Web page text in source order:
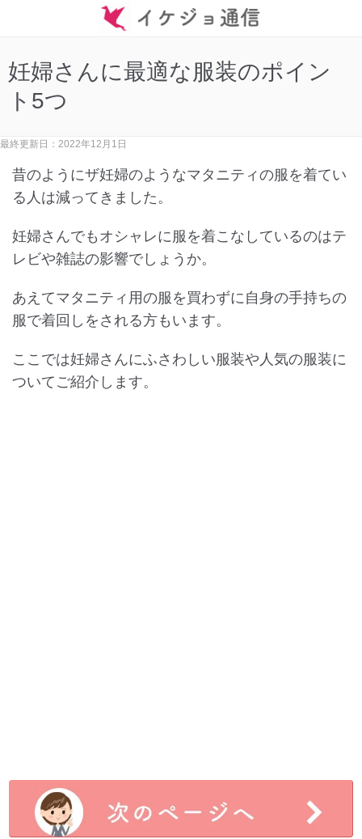
妊婦さんに最適な服装のポイン
ト5つ
最終更新日：2022年12月1日
昔のようにザ妊婦のようなマタニティの服を着てい
る人は減ってきました。
妊婦さんでもオシャレに服を着こなしているのはテ
レビや雑誌の影響でしょうか。
あえてマタニティ用の服を買わずに自身の手持ちの
服で着回しをされる方もいます。
ここでは妊婦さんにふさわしい服装や人気の服装に
ついてご紹介します。